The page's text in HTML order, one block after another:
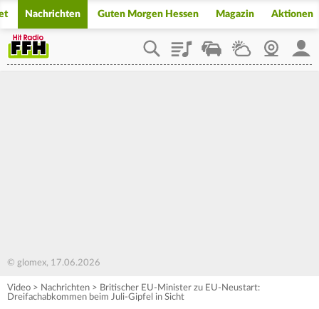
Nachrichten Guten Morgen Hessen Magazin Aktionen
PlaylistStaupilotWetterWebcam
© glomex, 17.06.2026
Video > Nachrichten > Britischer EU-Minister zu EU-Neustart:
Dreifachabkommen beim Juli-Gipfel in Sicht